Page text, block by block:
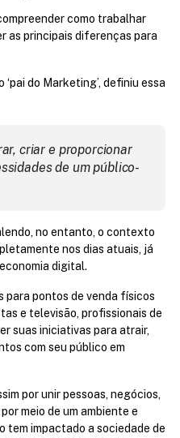
como trabalhar
as principais diferenças para
do Marketing’, definiu essa
criar e proporcionar
de um público-
no entanto, o contexto
nos dias atuais, já
digital.
para pontos de venda físicos
e televisão, profissionais de
suas iniciativas para atrair,
com seu público em
por unir pessoas, negócios,
meio de um ambiente e
tem impactado a sociedade de